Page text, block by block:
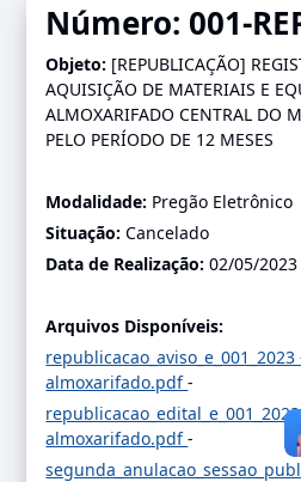
Número: 001-
Objeto: [REPUBLICAÇÃO]
AQUISIÇÃO DE MATERIAIS E
ALMOXARIFADO CENTRAL DO
PELO PERÍODO DE 12 MESES
Modalidade: Pregão Eletrônico
Situação:Cancelado
Data de Realização:02/05/
Arquivos Disponíveis:
almoxarifado.pdf-
almoxarifado.pdf-